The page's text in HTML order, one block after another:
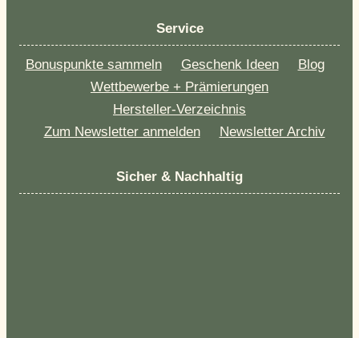
Service
Bonuspunkte sammeln Geschenk Ideen
Blog
Wettbewerbe + Prämierungen
Hersteller-Verzeichnis
Zum Newsletter anmelden
Newsletter Archiv
Sicher & Nachhaltig